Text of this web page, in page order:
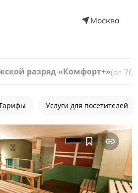
Москва
разряд «Комфорт+»(от
Услуги для посетителей